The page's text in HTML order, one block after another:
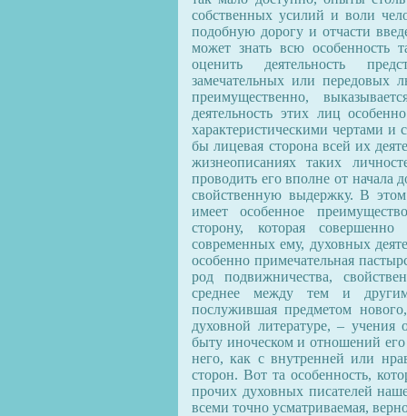
собственных усилий и воли
подобную дорогу и отчасти
может знать всю особенность
оценить деятельность
замечательных или передовых
преимущественно,
деятельность этих лиц
характеристическими чертами и
бы лицевая сторона всей их
жизнеописаниях таких
проводить его вполне от начала
свойственную выдержку. В
имеет особенное
сторону, которая
современных ему, духовных
особенно примечательная
род подвижничества,
среднее между тем и
послужившая предметом
духовной литературе, – учения
быту иноческом и отношений
него, как с внутренней или
сторон. Вот та особенность,
прочих духовных писателей
всеми точно усматриваемая,